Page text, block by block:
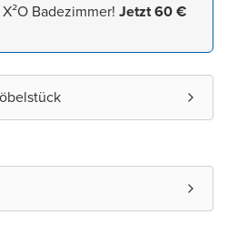
Badezimmer! Jetzt 60 €